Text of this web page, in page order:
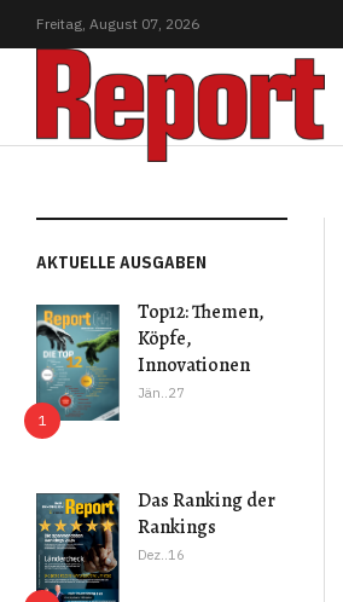
Freitag, August 07, 2026
AKTUELLE AUSGABEN
Top12: Themen,
Köpfe,
Innovationen
Jän..27
Das Ranking der
Rankings
Dez..16